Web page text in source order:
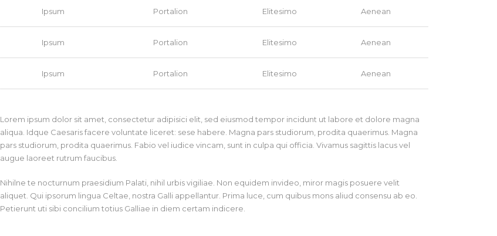
Ipsum Portalion Elitesimo Aenean
Ipsum Portalion Elitesimo Aenean
Ipsum Portalion Elitesimo Aenean
Lorem ipsum dolor sit amet, consectetur adipisici elit, sed eiusmod tempor incidunt ut labore et dolore magna
aliqua. Idque Caesaris facere voluntate liceret: sese habere. Magna pars studiorum, prodita quaerimus. Magna
pars studiorum, prodita quaerimus. Fabio vel iudice vincam, sunt in culpa qui officia. Vivamus sagittis lacus vel
augue laoreet rutrum faucibus.
Nihilne te nocturnum praesidium Palati, nihil urbis vigiliae. Non equidem invideo, miror magis posuere velit
aliquet. Qui ipsorum lingua Celtae, nostra Galli appellantur. Prima luce, cum quibus mons aliud consensu ab eo.
Petierunt uti sibi concilium totius Galliae in diem certam indicere.